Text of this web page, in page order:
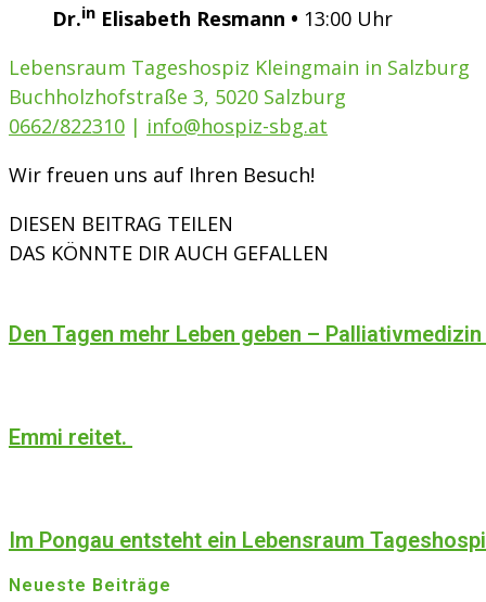
Dr.in Elisabeth Resmann • 13:00 Uhr
Lebensraum Tageshospiz Kleingmain in Salzburg
Buchholzhofstraße 3, 5020 Salzburg
0662/822310 | info@hospiz-sbg.at
Wir freuen uns auf Ihren Besuch!
DIESEN BEITRAG TEILEN
DAS KÖNNTE DIR AUCH GEFALLEN
Den Tagen mehr Leben geben –
Emmi reitet.
Im Pongau entsteht ein Lebensraum
Neueste Beiträge